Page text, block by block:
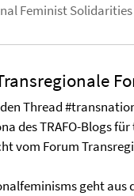
Feminist
Thread
des TRAFO-Blogs
vom Forum
geht aus